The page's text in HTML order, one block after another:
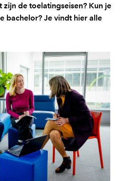
zijn de toelatingseisen? Kun je
bachelor? Je vindt hier alle